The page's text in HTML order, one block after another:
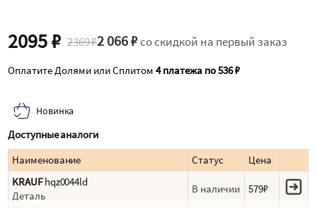
2095 ₽ 2369 ₽2 066 ₽со скидкой на первый заказ
Оплатите Долями или Сплитом4 платежа по 536 ₽
Новинка
Доступные аналоги
Наименование
Статус
Цена
KRAUFhqz0044ld
Деталь
В наличии 579₽